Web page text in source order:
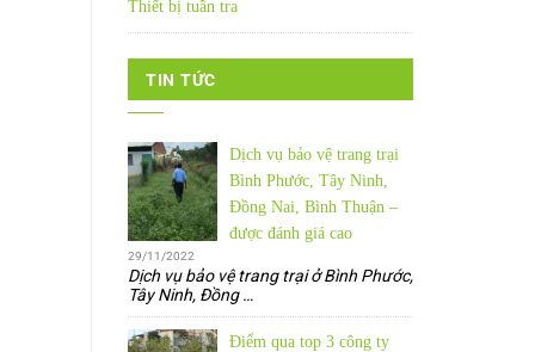
Thiết bị tuần tra
TIN TỨC
Dịch vụ bảo vệ trang trại
Bình Phước, Tây Ninh,
Đồng Nai, Bình Thuận –
được đánh giá cao
29/11/2022
Dịch vụ bảo vệ trang trại ở Bình Phước,
Tây Ninh, Đồng…
Điểm qua top 3 công ty